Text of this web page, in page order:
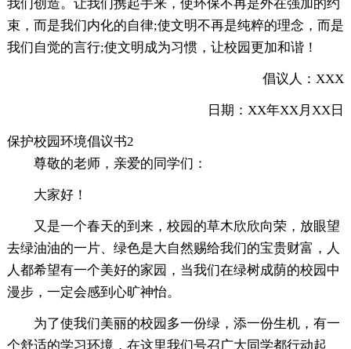
我们创造。让我们携起手来，使环保不再是外在强加的约
束，而是我们内化的自律;使文明不再是纯粹的理念，而是
我们自觉的言行;使文明成为习惯，让校园更加和谐！
倡议人：XXX
日期：XX年XX月XX日
保护校园环境倡议书2
尊敬的老师，亲爱的同学们：
大家好！
又是一个春天的到来，校园的草木欣欣向荣，放眼望
去绿油油的一片、绿色是大自然赐给我们的宝贵财富，人
人都希望有一个美好的家园，当我们在绿树成荫的校园中
漫步，一定会感到心旷神怡。
为了使我们美丽的校园多一份绿，添一份生机，有一
个舒适的学习环境，在这里我们号召广大同学都行动起